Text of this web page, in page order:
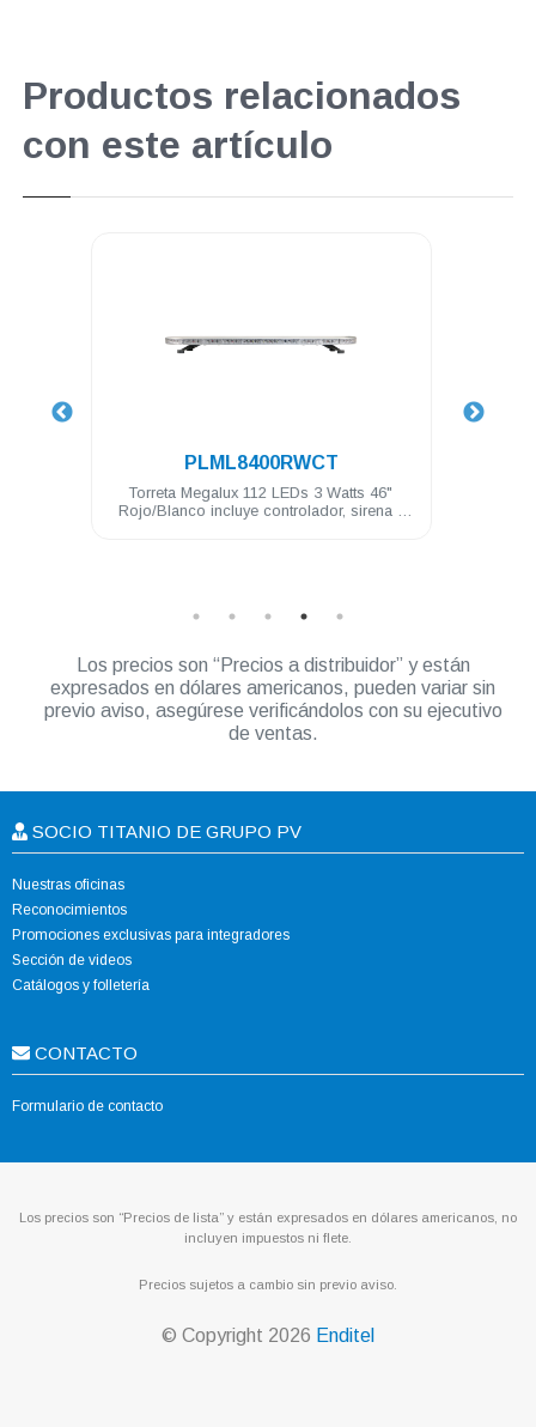
Productos relacionados
con este artículo
PVET38RB
Unidad Encubierta PV Rojo/Azul trasera de
38 LEDs 1 Watt 12 VDC 2 luces penetracion
Los precios son “Precios a distribuidor” y están
expresados en dólares americanos, pueden variar sin
previo aviso, asegúrese verificándolos con su ejecutivo
de ventas.
SOCIO TITANIO DE GRUPO PV
Nuestras oficinas
Reconocimientos
Promociones exclusivas para integradores
Sección de videos
Catálogos y folletería
CONTACTO
Formulario de contacto
Los precios son “Precios de lista” y están expresados en dólares americanos, no
incluyen impuestos ni flete.
Precios sujetos a cambio sin previo aviso.
© Copyright 2026 Enditel